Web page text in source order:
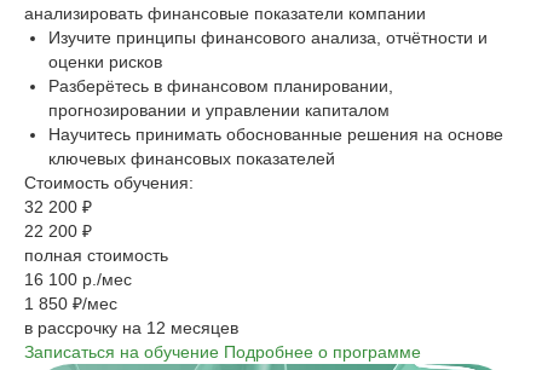
анализировать финансовые показатели компании
Изучите принципы финансового анализа, отчётности и
оценки рисков
Разберётесь в финансовом планировании,
прогнозировании и управлении капиталом
Научитесь принимать обоснованные решения на основе
ключевых финансовых показателей
Стоимость обучения:
32 200 ₽
22 200 ₽
полная стоимость
16 100 р./мес
1 850 ₽/мес
в рассрочку на 12 месяцев
Записаться на обучение Подробнее о программе